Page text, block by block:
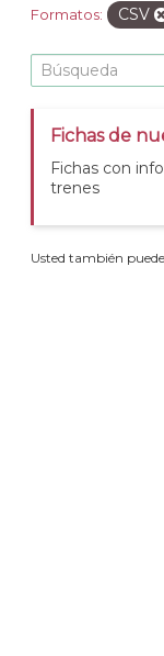
Formatos: CSV
Fichas de
Fichas con
trenes
Usted también